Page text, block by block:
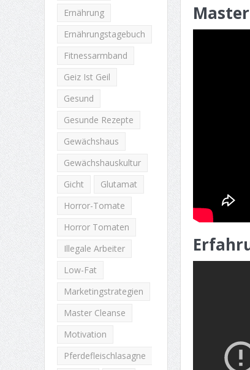
Master
Ernährung
Ernährungstagebuch
Fitnessarmband
Geiz Ist Geil
Gesund
Gesunde Rezepte
Gewächshaus
Gewächshauskultur
Gicht
Glutamat
Horror-Tomate
Horror Tomaten
Illegale Arbeiter
Low-Fat
Marketingstrategien
Master Cleanse
Motivation
Pferdefleischlasagne